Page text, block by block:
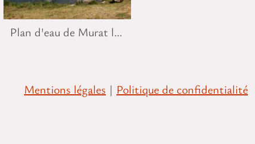
Plan d'eau de Murat le Quaire
Mentions légales | Politique de confidentialité